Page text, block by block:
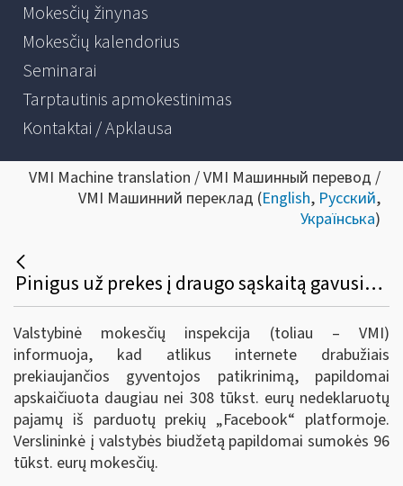
Mokesčių žinynas
Mokesčių kalendorius
Seminarai
Tarptautinis apmokestinimas
Kontaktai / Apklausa
VMI Machine translation / VMI Машинный перевод /
VMI Машинний переклад (English, Русский,
Українська)
Pinigus už prekes į draugo sąskaitą gavusiai verslininkei - 96 tūkst. eurų papildomų mokesčių
Valstybinė mokesčių inspekcija (toliau – VMI)
informuoja, kad atlikus internete drabužiais
prekiaujančios gyventojos patikrinimą, papildomai
apskaičiuota daugiau nei 308 tūkst. eurų nedeklaruotų
pajamų iš parduotų prekių „Facebook“ platformoje.
Verslininkė į valstybės biudžetą papildomai sumokės 96
tūkst. eurų mokesčių.